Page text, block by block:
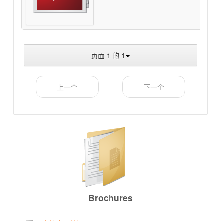
页面 1 的 1
上一个 下一个
Brochures